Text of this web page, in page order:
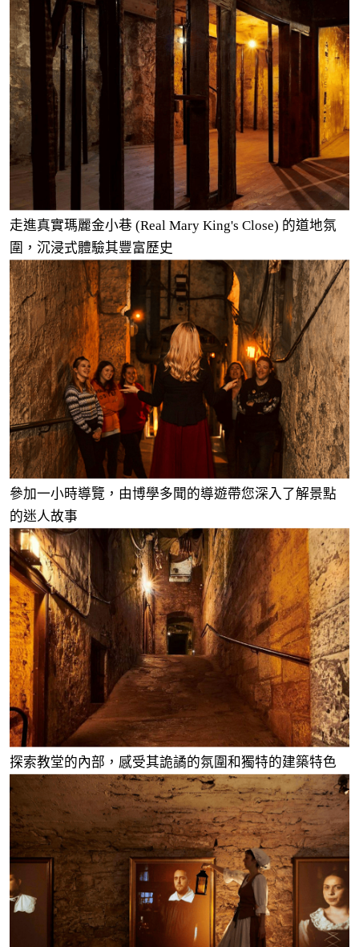
走進真實瑪麗金小巷 (Real Mary King's Close) 的道地氛
圍，沉浸式體驗其豐富歷史
參加一小時導覽，由博學多聞的導遊帶您深入了解景點
的迷人故事
探索教堂的內部，感受其詭譎的氛圍和獨特的建築特色